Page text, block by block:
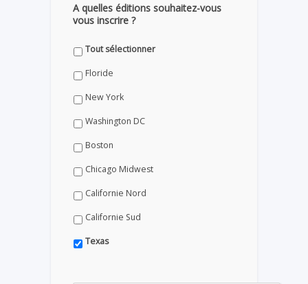
A quelles éditions souhaitez-vous
vous inscrire ?
Tout sélectionner
Floride
New York
Washington DC
Boston
Chicago Midwest
Californie Nord
Californie Sud
Texas